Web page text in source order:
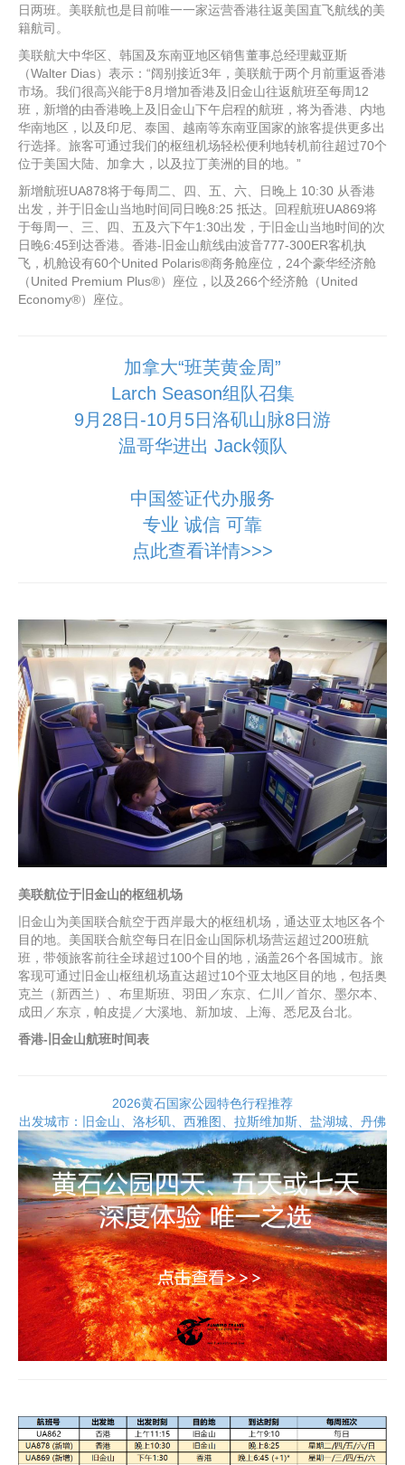
日两班。美联航也是目前唯一一家运营香港往返美国直飞航线的美
籍航司。
美联航大中华区、韩国及东南亚地区销售董事总经理戴亚斯
（Walter Dias）表示：“阔别接近3年，美联航于两个月前重返香港
市场。我们很高兴能于8月增加香港及旧金山往返航班至每周12
班，新增的由香港晚上及旧金山下午启程的航班，将为香港、内地
华南地区，以及印尼、泰国、越南等东南亚国家的旅客提供更多出
行选择。旅客可通过我们的枢纽机场轻松便利地转机前往超过70个
位于美国大陆、加拿大，以及拉丁美洲的目的地。”
新增航班UA878将于每周二、四、五、六、日晚上 10:30 从香港
出发，并于旧金山当地时间同日晚8:25 抵达。回程航班UA869将
于每周一、三、四、五及六下午1:30出发，于旧金山当地时间的次
日晚6:45到达香港。香港-旧金山航线由波音777-300ER客机执
飞，机舱设有60个United Polaris®商务舱座位，24个豪华经济舱
（United Premium Plus®）座位，以及266个经济舱（United
Economy®）座位。
加拿大“班芙黄金周”
Larch Season组队召集
9月28日-10月5日洛矶山脉8日游
温哥华进出 Jack领队
中国签证代办服务
专业 诚信 可靠
点此查看详情>>>
美联航位于旧金山的枢纽机场
旧金山为美国联合航空于西岸最大的枢纽机场，通达亚太地区各个
目的地。美国联合航空每日在旧金山国际机场营运超过200班航
班，带领旅客前往全球超过100个目的地，涵盖26个各国城市。旅
客现可通过旧金山枢纽机场直达超过10个亚太地区目的地，包括奥
克兰（新西兰）、布里斯班、羽田／东京、仁川／首尔、墨尔本、
成田／东京，帕皮提／大溪地、新加坡、上海、悉尼及台北。
香港-旧金山航班时间表
2026黄石国家公园特色行程推荐
出发城市：旧金山、洛杉矶、西雅图、拉斯维加斯、盐湖城、丹佛